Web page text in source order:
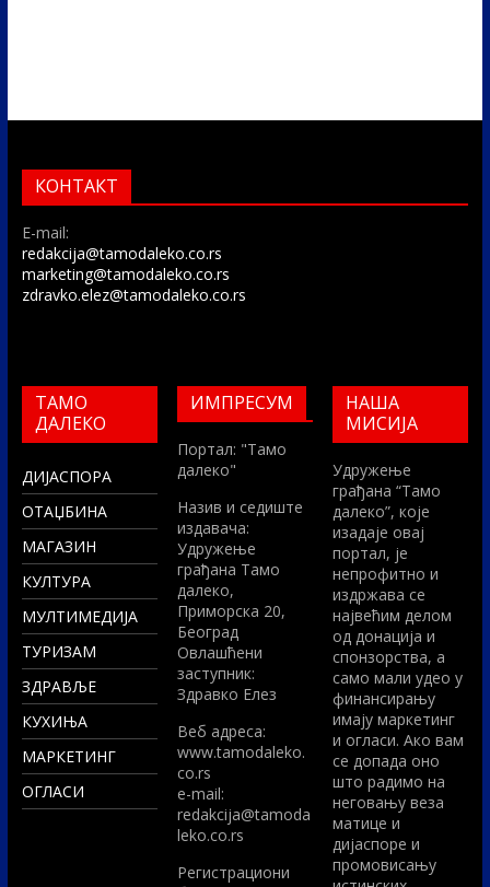
КОНТАКТ
E-mail:
redakcija@tamodaleko.co.rs
marketing@tamodaleko.co.rs
zdravko.elez@tamodaleko.co.rs
ТАМО
ДАЛЕКО
ДИЈАСПОРА
ОТАЏБИНА
МАГАЗИН
КУЛТУРА
МУЛТИМЕДИЈА
ТУРИЗАМ
ЗДРАВЉЕ
КУХИЊА
МАРКЕТИНГ
ОГЛАСИ
ИМПРЕСУМ
Портал: "Тамо
далеко"
Назив и седиште
издавача:
Удружење
грађана Тамо
далеко,
Приморска 20,
Београд
Овлашћени
заступник:
Здравко Елез
Вeб адреса:
www.tamodaleko.
co.rs
e-mail:
redakcija@tamoda
leko.co.rs
Регистрациони
НАША
МИСИЈА
Удружење
грађана “Тамо
далеко”, које
изадаје овај
портал, је
непрофитно и
издржава се
највећим делом
од донација и
спонзорства, а
само мали удео у
финансирању
имају маркетинг
и огласи. Ако вам
се допада оно
што радимо на
неговању веза
матице и
дијаспоре и
промовисању